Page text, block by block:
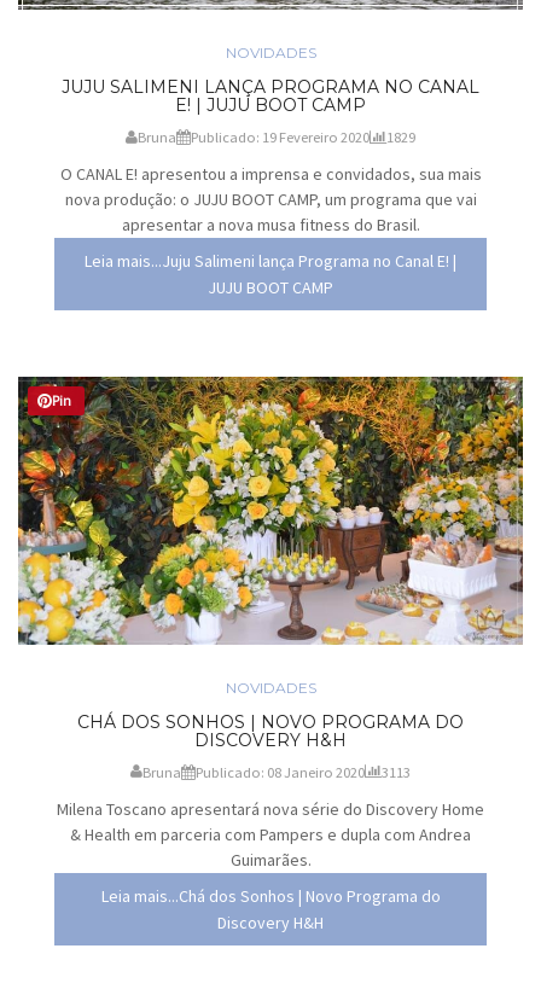
NOVIDADES
JUJU SALIMENI LANÇA PROGRAMA NO CANAL
E! | JUJU BOOT CAMP
Bruna Publicado: 19 Fevereiro 2020 1829
O CANAL E! apresentou a imprensa e convidados, sua mais
nova produção: o JUJU BOOT CAMP, um programa que vai
apresentar a nova musa fitness do Brasil.
Leia mais...Juju Salimeni lança Programa no Canal E! |
JUJU BOOT CAMP
Pin
NOVIDADES
CHÁ DOS SONHOS | NOVO PROGRAMA DO
DISCOVERY H&H
Bruna Publicado: 08 Janeiro 2020 3113
Milena Toscano apresentará nova série do Discovery Home
& Health em parceria com Pampers e dupla com Andrea
Guimarães.
Leia mais...Chá dos Sonhos | Novo Programa do
Discovery H&H